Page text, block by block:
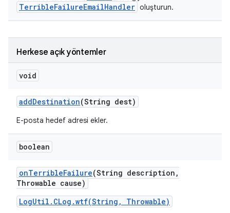
TerribleFailureEmailHandler oluşturun.
Herkese açık yöntemler
void
addDestination(String dest)
E-posta hedef adresi ekler.
boolean
onTerribleFailure(String description ,
Throwable cause)
LogUtil.CLog.wtf(String, Throwable)